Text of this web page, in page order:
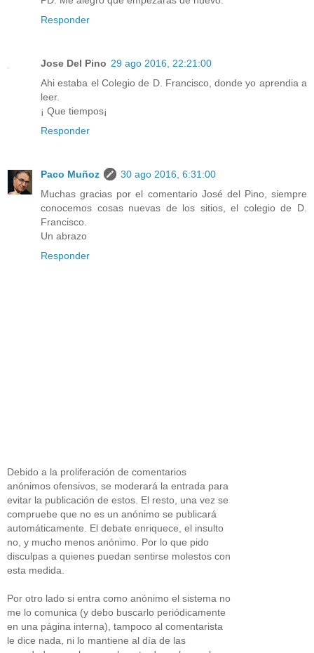
Responder
Jose Del Pino 29 ago 2016, 22:21:00
Ahi estaba el Colegio de D. Francisco, donde yo aprendia a
leer.
¡ Que tiempos¡
Responder
Paco Muñoz
30 ago 2016, 6:31:00
Muchas gracias por el comentario José del Pino, siempre
conocemos cosas nuevas de los sitios, el colegio de D.
Francisco.
Un abrazo
Responder
Debido a la proliferación de comentarios
anónimos ofensivos, se moderará la entrada para
evitar la publicación de estos. El resto, una vez se
compruebe que no es un anónimo se publicará
automáticamente. El debate enriquece, el insulto
no, y mucho menos anónimo. Por lo que pido
disculpas a quienes puedan sentirse molestos con
esta medida.
Por otro lado si entra como anónimo el sistema no
me lo comunica (y debo buscarlo periódicamente
en una página interna), tampoco al comentarista
le dice nada, ni lo mantiene al día de las